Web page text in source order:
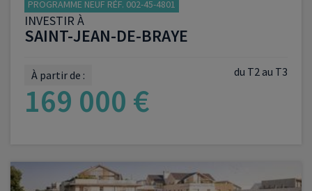
PROGRAMME NEUF RÉF. 002-45-4801
INVESTIR À
SAINT-JEAN-DE-BRAYE
du T2 au T3
À partir de :
169 000 €
VOIR LE PROGRAMME